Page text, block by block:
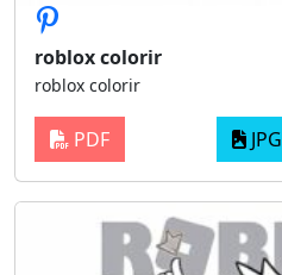
roblox colorir
roblox colorir
PDF JPG